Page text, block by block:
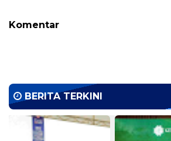
Komentar
BERITA TERKINI